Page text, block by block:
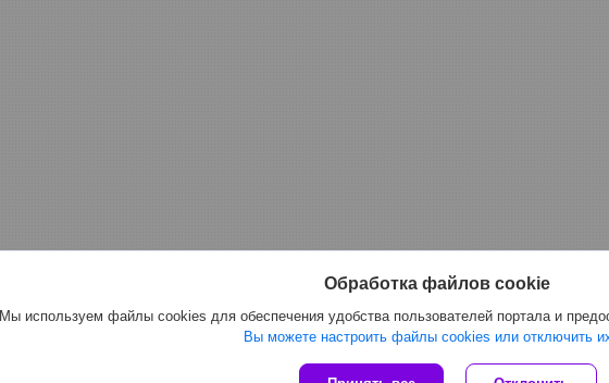
Обработка файлов cookie
Мы используем файлы cookies для обеспечения удобства пользователей портала и
Вы можете настроить файлы cookies или отключить